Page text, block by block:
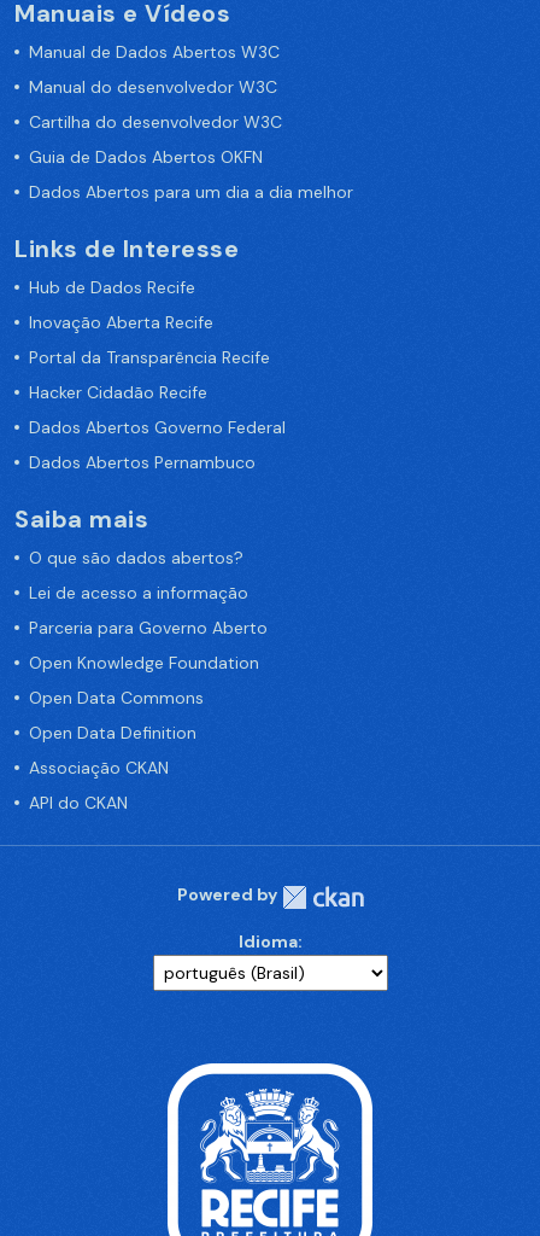
Manuais e Vídeos
Manual de Dados Abertos W3C
Manual do desenvolvedor W3C
Cartilha do desenvolvedor W3C
Guia de Dados Abertos OKFN
Dados Abertos para um dia a dia melhor
Links de Interesse
Hub de Dados Recife
Inovação Aberta Recife
Portal da Transparência Recife
Hacker Cidadão Recife
Dados Abertos Governo Federal
Dados Abertos Pernambuco
Saiba mais
O que são dados abertos?
Lei de acesso a informação
Parceria para Governo Aberto
Open Knowledge Foundation
Open Data Commons
Open Data Definition
Associação CKAN
API do CKAN
Powered by
Idioma